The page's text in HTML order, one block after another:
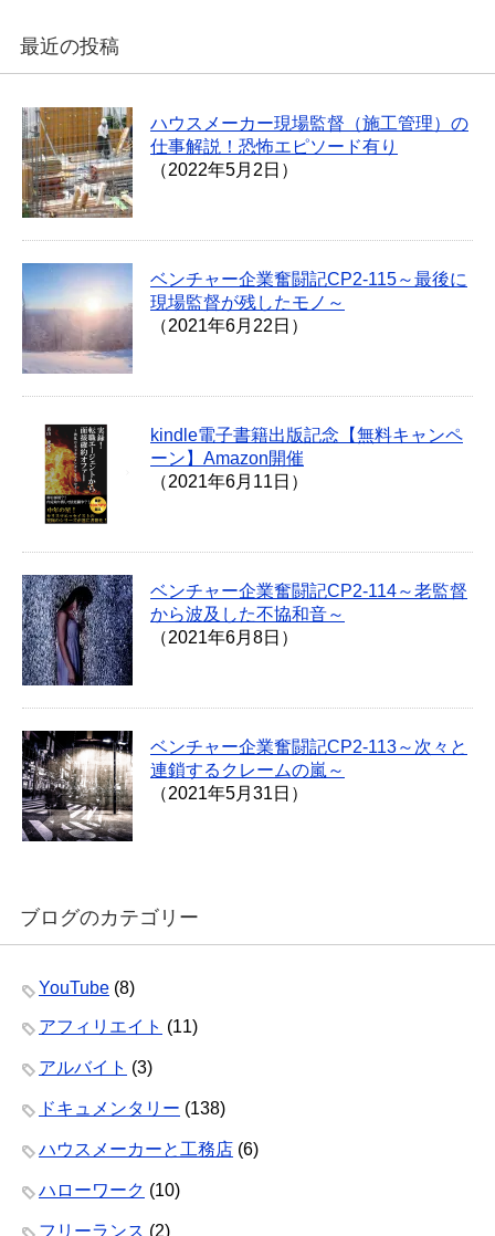
最近の投稿
ハウスメーカー現場監督（施工管理）の
仕事解説！恐怖エピソード有り
（2022年5月2日）
ベンチャー企業奮闘記CP2-115～最後に
現場監督が残したモノ～
（2021年6月22日）
kindle電子書籍出版記念【無料キャンペ
ーン】Amazon開催
（2021年6月11日）
ベンチャー企業奮闘記CP2-114～老監督
から波及した不協和音～
（2021年6月8日）
ベンチャー企業奮闘記CP2-113～次々と
連鎖するクレームの嵐～
（2021年5月31日）
ブログのカテゴリー
YouTube (8)
アフィリエイト (11)
アルバイト (3)
ドキュメンタリー (138)
ハウスメーカーと工務店 (6)
ハローワーク (10)
フリーランス (2)